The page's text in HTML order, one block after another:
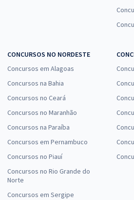
CONCURSOS NO NORDESTE
Concursos em Alagoas
Concursos na Bahia
Concursos no Ceará
Concursos no Maranhão
Concursos na Paraíba
Concursos em Pernambuco
Concursos no Piauí
Concursos no Rio Grande do
Norte
Concursos em Sergipe